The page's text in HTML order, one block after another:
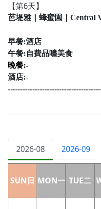
【第6天】
芭堤雅｜蜂蜜園｜Central
早餐:酒店
午餐:自費品嚐美食
晚餐:-
酒店:-
2026-08 2026-09
SUN日 MON一 TUE二